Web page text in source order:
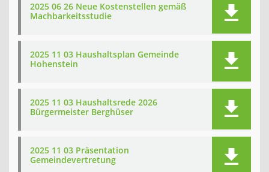
2025 06 26 Neue Kostenstellen gemäß
Machbarkeitsstudie
2025 11 03 Haushaltsplan Gemeinde
Hohenstein
2025 11 03 Haushaltsrede 2026
Bürgermeister Berghüser
2025 11 03 Präsentation
Gemeindevertretung